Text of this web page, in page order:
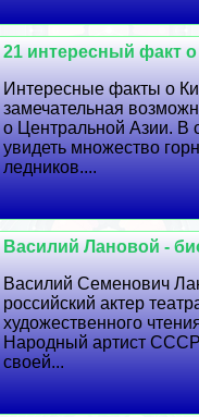
21 интересный факт о
Интересные факты о
замечательная
о Центральной Азии. В
увидеть множество
ледников....
Василий Лановой -
Василий Семенович
российский актер
художественного
Народный артист
своей...